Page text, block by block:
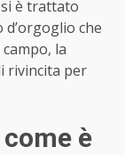
è trattato
che
la
rivincita per
è